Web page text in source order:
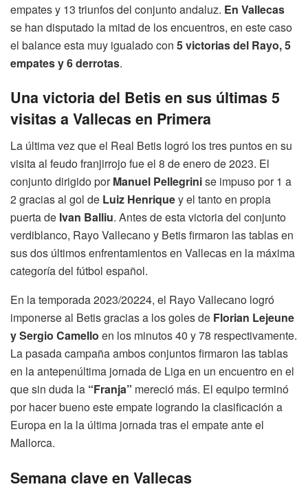
empates y 13 triunfos del conjunto andaluz. En Vallecas
se han disputado la mitad de los encuentros, en este caso
el balance esta muy igualado con 5 victorias del Rayo, 5
empates y 6 derrotas.
Una victoria del Betis en sus últimas 5
visitas a Vallecas en Primera
La última vez que el Real Betis logró los tres puntos en su
visita al feudo franjirrojo fue el 8 de enero de 2023. El
conjunto dirigido porManuel Pellegrinise impuso por 1 a
2 gracias al gol de Luiz Henriquey el tanto en propia
puerta de Ivan Balliu. Antes de esta victoria del conjunto
verdiblanco, Rayo Vallecano y Betis firmaron las tablas en
sus dos últimos enfrentamientos en Vallecas en la máxima
categoría del fútbol español.
En la temporada 2023/20224, el Rayo Vallecano logró
imponerse al Betis gracias a los goles de Florian Lejeune
y Sergio Camello en los minutos 40 y 78 respectivamente.
La pasada campaña ambos conjuntos firmaron las tablas
en la antepenúltima jornada de Liga en un encuentro en el
que sin duda la “Franja” mereció más. El equipo terminó
por hacer bueno este empate logrando la clasificación a
Europa en la la última jornada tras el empate ante el
Mallorca.
Semana clave en Vallecas